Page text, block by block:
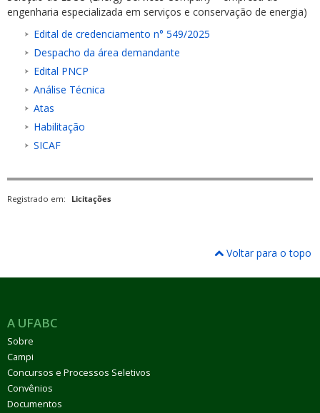
engenharia especializada em serviços e conservação de energia)
Edital de credenciamento n° 549/2025
Despacho da área demandante
Edital PNCP
Análise Técnica
Atas
Habilitação
SICAF
Registrado em: Licitações
Voltar para o topo
A UFABC
Sobre
Campi
Concursos e Processos Seletivos
Convênios
Documentos